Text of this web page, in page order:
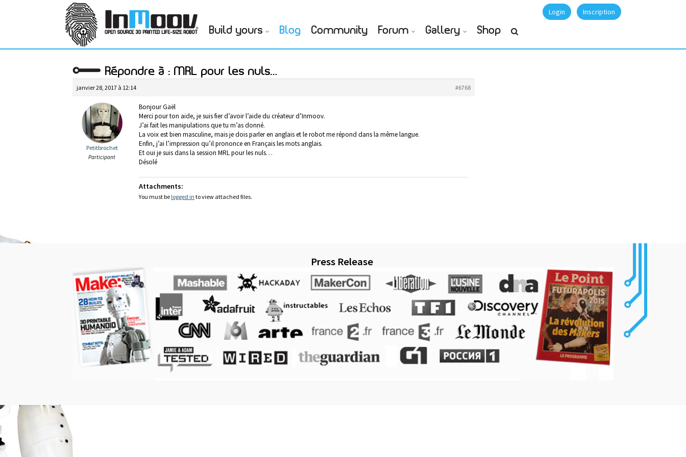
Login Inscription
Build yours Blog Community Forum Gallery Shop
Répondre à : MRL pour les nuls…
janvier 28, 2017 à 12:14 #6768
Petitbrochet
Participant
Bonjour Gaël
Merci pour ton aide, je suis fier d’avoir l’aide du créateur d’Inmoov.
J’ai fait les manipulations que tu m’as donné.
La voix est bien masculine, mais je dois parler en anglais et le robot me répond dans la même langue.
Enfin, j’ai l’impression qu’il prononce en Français les mots anglais.
Et oui je suis dans la session MRL pour les nuls…
Désolé
Attachments:
You must be logged in to view attached files.
Press Release